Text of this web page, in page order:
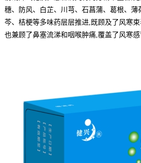
穗、防风、白芷、川芎、石菖蒲、葛根、薄
芩、桔梗等多味药层层推进,既顾及了风寒
也兼顾了鼻塞流涕和咽喉肿痛,覆盖了风寒感